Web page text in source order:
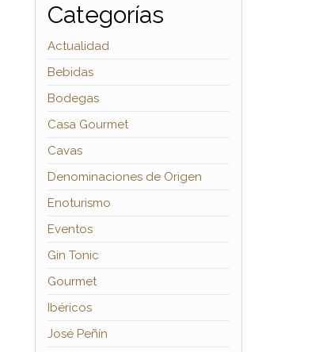
Categorías
Actualidad
Bebidas
Bodegas
Casa Gourmet
Cavas
Denominaciones de Origen
Enoturismo
Eventos
Gin Tonic
Gourmet
Ibéricos
José Peñín